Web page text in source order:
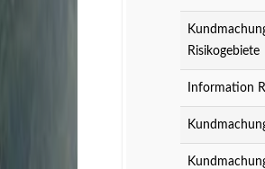
Risikogebiete
Information